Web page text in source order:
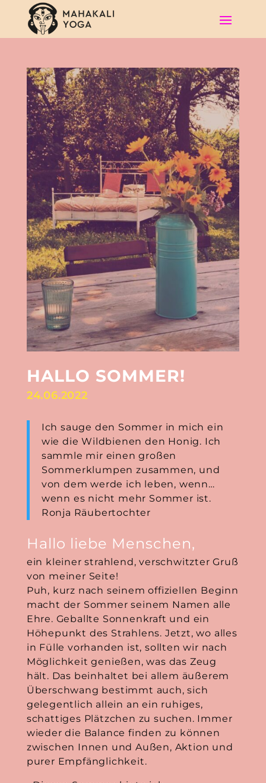
HALLO SOMMER!
24.06.2022
Ich sauge den Sommer in mich ein
wie die Wildbienen den Honig. Ich
sammle mir einen großen
Sommerklumpen zusammen, und
von dem werde ich leben, wenn…
wenn es nicht mehr Sommer ist.
Ronja Räubertochter
Hallo liebe Menschen,
ein kleiner strahlend, verschwitzter Gruß
von meiner Seite!
Puh, kurz nach seinem offiziellen Beginn
macht der Sommer seinem Namen alle
Ehre. Geballte Sonnenkraft und ein
Höhepunkt des Strahlens. Jetzt, wo alles
in Fülle vorhanden ist, sollten wir nach
Möglichkeit genießen, was das Zeug
hält. Das beinhaltet bei allem äußerem
Überschwang bestimmt auch, sich
gelegentlich allein an ein ruhiges,
schattiges Plätzchen zu suchen. Immer
wieder die Balance finden zu können
zwischen Innen und Außen, Aktion und
purer Empfänglichkeit.